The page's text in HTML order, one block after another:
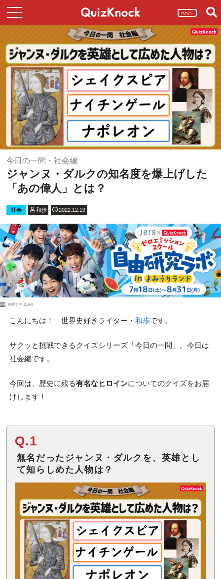
ログイン
今日の一問・社会編
ジャンヌ・ダルクの知名度を爆上げした
「あの偉人」とは？
社会 和歩 2022.12.19
PR 株式会社JERA
こんにちは！ 世界史好きライター・ 和歩です。
サクッと挑戦できるクイズシリーズ「今日の一問」。今日は
社会編です。
今回は、歴史に残る有名なヒロインについてのクイズをお届
けします！
Q.1
無名だったジャンヌ・ダルクを、英雄とし
て知らしめた人物は？